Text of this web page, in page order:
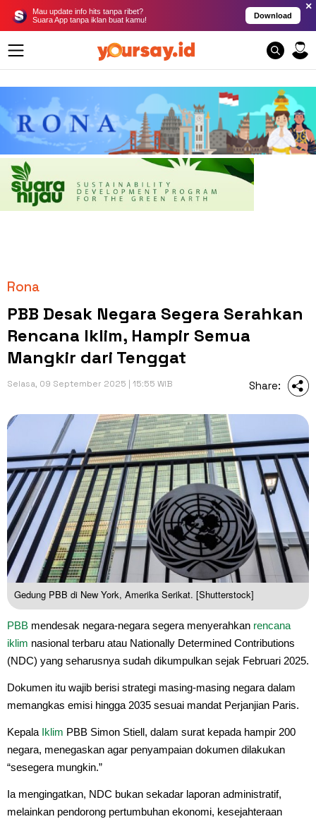
Mau update info hits tanpa ribet?
Suara App tanpa iklan buat kamu!
Download
×
Rona
PBB Desak Negara Segera Serahkan
Rencana Iklim, Hampir Semua
Mangkir dari Tenggat
Selasa, 09 September 2025 | 15:55 WIB Share:
Gedung PBB di New York, Amerika Serikat. [Shutterstock]
PBB mendesak negara-negara segera menyerahkan rencana
iklim nasional terbaru atau Nationally Determined Contributions
(NDC) yang seharusnya sudah dikumpulkan sejak Februari 2025.
Dokumen itu wajib berisi strategi masing-masing negara dalam
memangkas emisi hingga 2035 sesuai mandat Perjanjian Paris.
Kepala Iklim PBB Simon Stiell, dalam surat kepada hampir 200
negara, menegaskan agar penyampaian dokumen dilakukan
“sesegera mungkin.”
Ia mengingatkan, NDC bukan sekadar laporan administratif,
melainkan pendorong pertumbuhan ekonomi, kesejahteraan